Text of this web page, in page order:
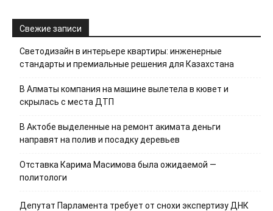
Свежие записи
Светодизайн в интерьере квартиры: инженерные
стандарты и премиальные решения для Казахстана
В Алматы компания на машине вылетела в кювет и
скрылась с места ДТП
В Актобе выделенные на ремонт акимата деньги
направят на полив и посадку деревьев
Отставка Карима Масимова была ожидаемой —
политологи
Депутат Парламента требует от снохи экспертизу ДНК